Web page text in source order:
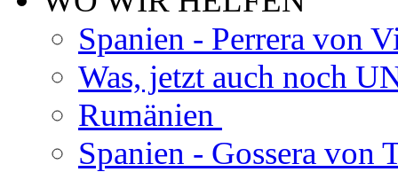
Spanien - Perrera von
Was, jetzt auch noch
Rumänien
Spanien - Gossera von